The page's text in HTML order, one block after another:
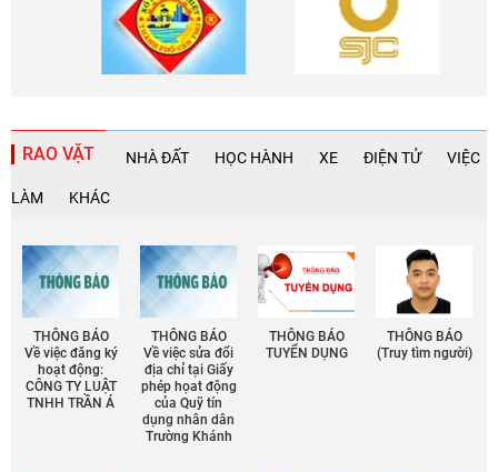
RAO VẶT NHÀ ĐẤT HỌC HÀNH XE ĐIỆN TỬ VIỆC
LÀM KHÁC
THÔNG BÁO
Về việc đăng ký
hoạt động:
CÔNG TY LUẬT
TNHH TRẦN Á
THÔNG BÁO
Về việc sửa đổi
địa chỉ tại Giấy
phép họat động
của Quỹ tín
dụng nhân dân
Trường Khánh
THÔNG BÁO
TUYỂN DỤNG
THÔNG BÁO
(Truy tìm người)